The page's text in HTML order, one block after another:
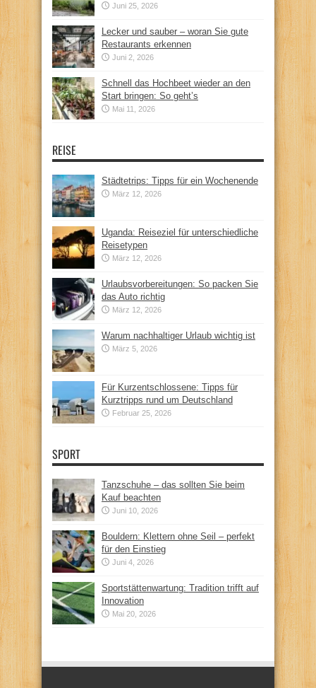
Juni 25, 2026
Lecker und sauber – woran Sie gute
Restaurants erkennen
Juni 2, 2026
Schnell das Hochbeet wieder an den
Start bringen: So geht’s
Mai 11, 2026
REISE
Städtetrips: Tipps für ein Wochenende
März 12, 2026
Uganda: Reiseziel für unterschiedliche
Reisetypen
März 12, 2026
Urlaubsvorbereitungen: So packen Sie
das Auto richtig
März 12, 2026
Warum nachhaltiger Urlaub wichtig ist
März 5, 2026
Für Kurzentschlossene: Tipps für
Kurztripps rund um Deutschland
Februar 25, 2026
SPORT
Tanzschuhe – das sollten Sie beim
Kauf beachten
Juni 10, 2026
Bouldern: Klettern ohne Seil – perfekt
für den Einstieg
Juni 4, 2026
Sportstättenwartung: Tradition trifft auf
Innovation
Mai 20, 2026